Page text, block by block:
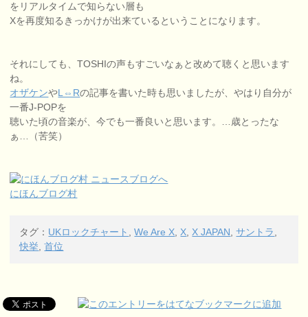
をリアルタイムで知らない層も
Xを再度知るきっかけが出来ているということになります。
それにしても、TOSHIの声もすごいなぁと改めて聴くと思います
ね。
オザケンやL⇔Rの記事を書いた時も思いましたが、やはり自分が
一番J-POPを
聴いた頃の音楽が、今でも一番良いと思います。…歳とったな
ぁ…（苦笑）
にほんブログ村
タグ： UKロックチャート ,We Are X X X JAPAN ,サントラ
快挙 ,首位